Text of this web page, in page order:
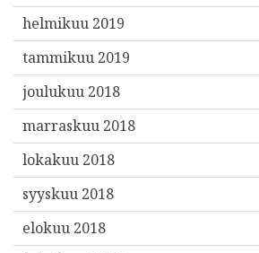
helmikuu 2019
tammikuu 2019
joulukuu 2018
marraskuu 2018
lokakuu 2018
syyskuu 2018
elokuu 2018